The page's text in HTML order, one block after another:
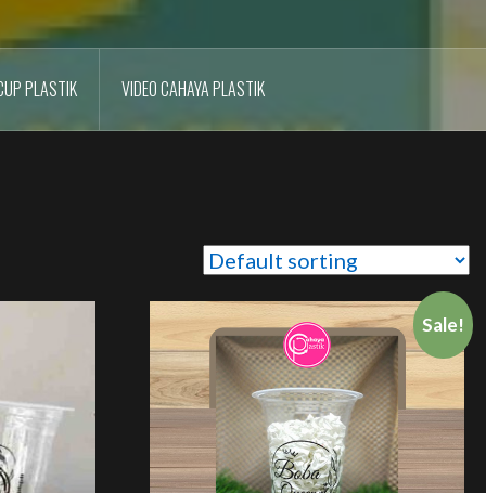
PLASTIK VIDEO CAHAYA PLASTIK
Sale!